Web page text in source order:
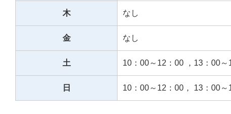
木 なし
金 なし
土 10：00～12：00 ，13：00～
日 10：00～12：00， 13：00